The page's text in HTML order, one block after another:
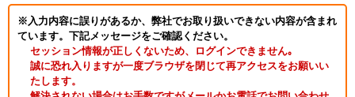
※入力内容に誤りがあるか、弊社でお取り扱いできない内容が含まれ
ています。下記メッセージをご確認ください。
セッション情報が正しくないため、ログインできません｡
誠に恐れ入りますが一度ブラウザを閉じて再アクセスをお願いい
たします。